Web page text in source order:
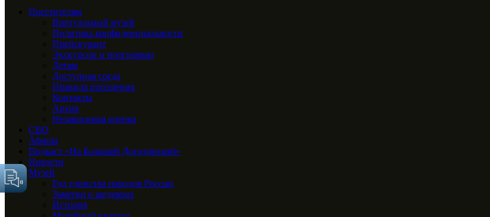
Посетителям
Виртуальный музей
Политика конфиденциальности
Прейскурант
Экскурсии и программы
Детям
Доступная среда
Правила посещения
Контакты
Архив
Независимая оценка
СВО
Афиша
Подкаст «На Большой Догадинской»
Новости
Музей
Год единства народов России
Заметки о шедеврах
История